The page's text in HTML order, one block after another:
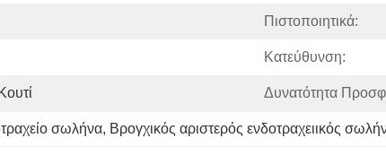
Πιστοποιητικά:
Κατεύθυνση:
Δυνατότητα
σωλήνα, Βρογχικός αριστερός ενδοτραχειικός